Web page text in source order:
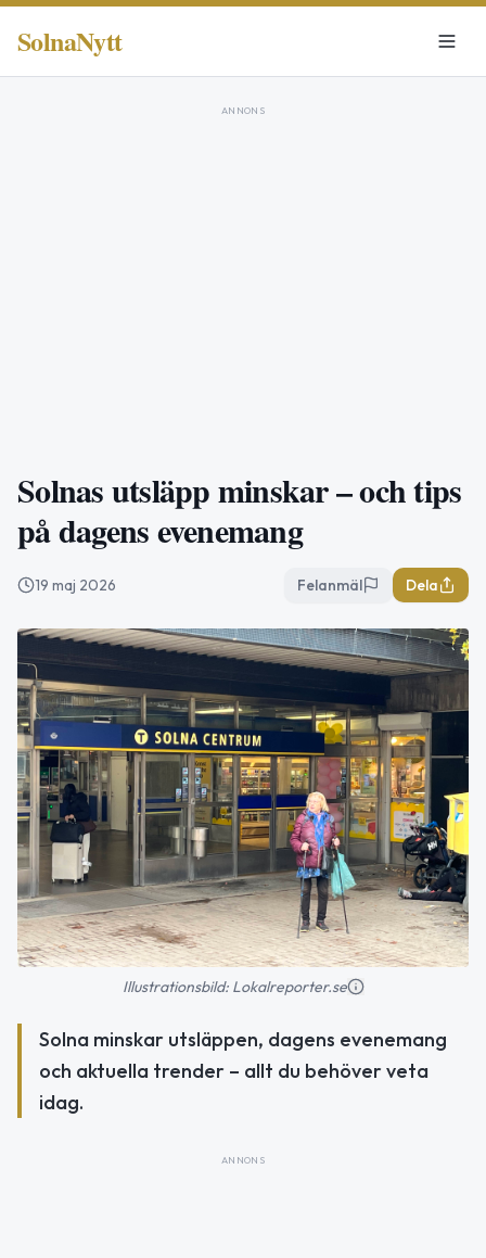
SolnaNytt
ANNONS
Solnas utsläpp minskar – och tips
på dagens evenemang
19 maj 2026 Felanmäl Dela
Illustrationsbild: Lokalreporter.se
Solna minskar utsläppen, dagens evenemang
och aktuella trender – allt du behöver veta
idag.
ANNONS